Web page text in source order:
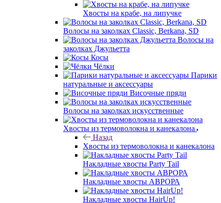
Хвосты на крабе, на липучке
Волосы на заколках Classic, Berkana, SD
Волосы на
заколках Джульетта
Косы
Чёлки
Парики
натуральные и аксессуары
Височные пряди
Волосы на заколках искусственные
Хвосты из термоволокна и канекалона
Назад
Хвосты из термоволокна и канекалона
Накладные хвосты Party Tail
Накладные хвосты АВРОРА
Накладные хвосты HairUp!